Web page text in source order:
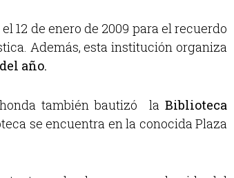
12 de enero de 2009 para el recuerdo
Además, esta institución organiza
año.
también bautizó la Biblioteca
se encuentra en la conocida Plaza